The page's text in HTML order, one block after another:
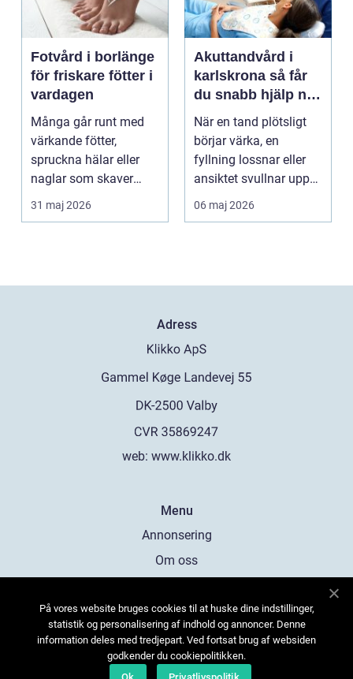
Fotvård i borlänge
för friskare fötter i
vardagen
Många går runt med
värkande fötter,
spruckna hälar eller
naglar som skaver
utan att göra något åt
31 maj 2026
Akuttandvård i
karlskrona så får
du snabb hjälp när
tanden krisar
När en tand plötsligt
börjar värka, en
fyllning lossnar eller
ansiktet svullnar upp
vill man ha hjäl...
06 maj 2026
Adress
web: www.klikko.dk
Menu
Annonsering
Om oss
Kontakta oss
Sitemap
På vores website bruges cookies til at huske dine indstillinger,
statistik og personalisering af indhold og annoncer. Denne
information deles med tredjepart. Ved fortsat brug af websiden
godkender du cookiepolitikken.